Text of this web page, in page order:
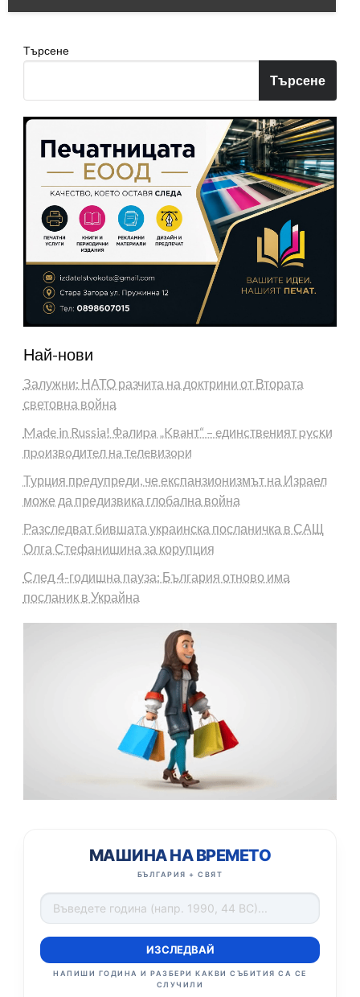
Търсене
Търсене
Най-нови
Залужни: НАТО разчита на доктрини от Втората
световна война
Made in Russia! Фaлиpa „Kвaнт“ – eдинcтвeният pycĸи
пpoизвoдитeл нa тeлeвизopи
Турция предупреди, че експанзионизмът на Израел
може да предизвика глобална война
Разследват бившата украинска посланичка в САЩ
Олга Стефанишина за корупция
След 4-годишна пауза: България отново има
посланик в Украйна
МАШИНА НА ВРЕМЕТО
БЪЛГАРИЯ + СВЯТ
ИЗСЛЕДВАЙ
НАПИШИ ГОДИНА И РАЗБЕРИ КАКВИ СЪБИТИЯ СА СЕ
СЛУЧИЛИ